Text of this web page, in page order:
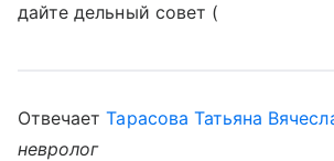
дайте дельный совет (
ОтвечаетТарасова Татьяна
невролог